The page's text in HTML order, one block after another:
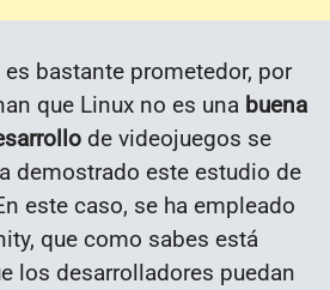
bastante prometedor, por
que Linux no es una buena
de videojuegos se
demostrado este estudio de
este caso, se ha empleado
que como sabes está
los desarrolladores puedan